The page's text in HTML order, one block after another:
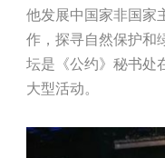
他发展中国家非国家
作，探寻自然保护和
坛是《公约》秘书处
大型活动。